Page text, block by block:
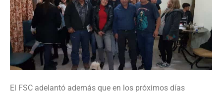
El FSC adelantó además que en los próximos días